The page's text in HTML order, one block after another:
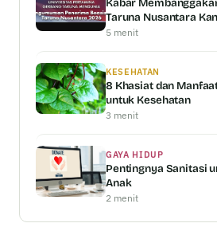
Kabar
Taruna Nusantara
Universitas Pertamina
5 menit
KESEHATAN
8 Khasiat dan
untuk Kesehatan
3 menit
GAYA HIDUP
Pentingnya Sanitasi
Anak
2 menit